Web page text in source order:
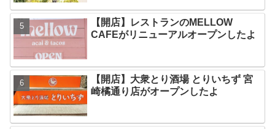
【開店】レストランのMELLOW
CAFEがリニューアルオープンしたよ
【開店】大衆とり酒場 とりいちず 宮
崎橘通り店がオープンしたよ